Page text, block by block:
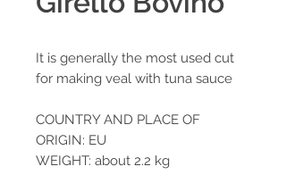
It is generally the most used cut
for making veal with tuna sauce
COUNTRY AND PLACE OF
ORIGIN: EU
WEIGHT: about 2.2 kg